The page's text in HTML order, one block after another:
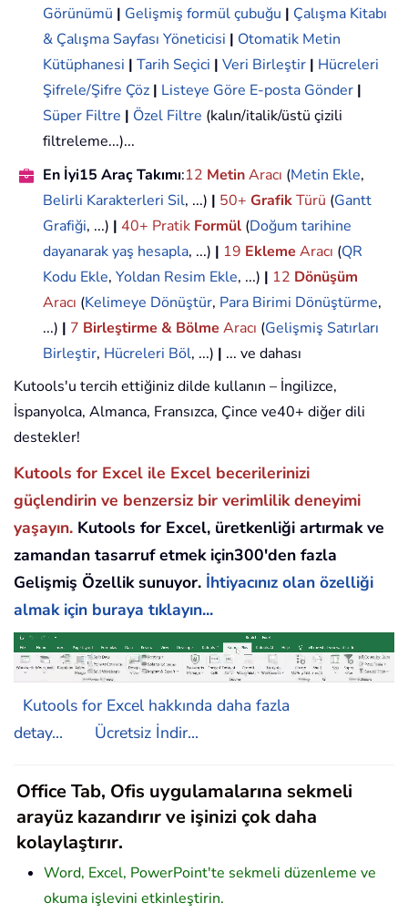
Görünümü | Gelişmiş formül çubuğu | Çalışma Kitabı
& Çalışma Sayfası Yöneticisi | Otomatik Metin
Kütüphanesi | Tarih Seçici | Veri Birleştir | Hücreleri
Şifrele/Şifre Çöz | Listeye Göre E-posta Gönder |
Süper Filtre | Özel Filtre (kalın/italik/üstü çizili
filtreleme...)...
En İyi15 Araç Takımı:12 MetinAracı (Metin Ekle,
Belirli Karakterleri Sil, ...) | 50+ GrafikTürü (Gantt
Grafiği, ...) | 40+ Pratik Formül (Doğum tarihine
dayanarak yaş hesapla, ...) | 19 Ekleme Aracı (QR
Kodu Ekle, Yoldan Resim Ekle, ...) | 12 Dönüşüm
Aracı (Kelimeye Dönüştür, Para Birimi Dönüştürme,
...) | 7 Birleştirme & Bölme Aracı (Gelişmiş Satırları
Birleştir, Hücreleri Böl, ...) | ... ve dahası
Kutools'u tercih ettiğiniz dilde kullanın – İngilizce,
İspanyolca, Almanca, Fransızca, Çince ve40+ diğer dili
destekler!
Kutools for Excel ile Excel becerilerinizi
güçlendirin ve benzersiz bir verimlilik deneyimi
yaşayın. Kutools for Excel, üretkenliği artırmak ve
zamandan tasarruf etmek için300'den fazla
Gelişmiş Özellik sunuyor. İhtiyacınız olan özelliği
almak için buraya tıklayın...
Kutools for Excel hakkında daha fazla
detay...
Ücretsiz İndir...
Office Tab, Ofis uygulamalarına sekmeli
arayüz kazandırır ve işinizi çok daha
kolaylaştırır.
Word, Excel, PowerPoint'te sekmeli düzenleme ve
okuma işlevini etkinleştirin.